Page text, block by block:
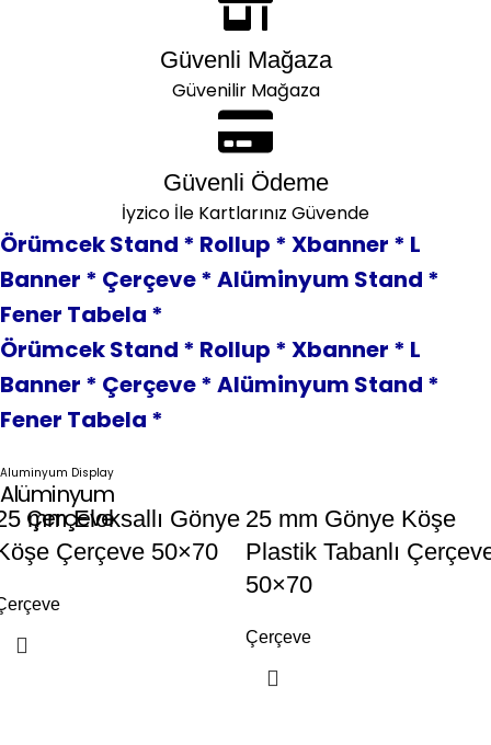
Güvenli Mağaza
Güvenilir Mağaza
Güvenli Ödeme
İyzico İle Kartlarınız Güvende
Örümcek Stand * Rollup * Xbanner * L
Banner * Çerçeve * Alüminyum Stand *
Fener Tabela *
Örümcek Stand * Rollup * Xbanner * L
Banner * Çerçeve * Alüminyum Stand *
Fener Tabela *
Aluminyum Display
Alüminyum
Çerçeve
mm Eloksallı Gönye
Çerçeve 50×70
25 mm Gönye Köşe
Plastik Tabanlı
50×70
Çerçeve